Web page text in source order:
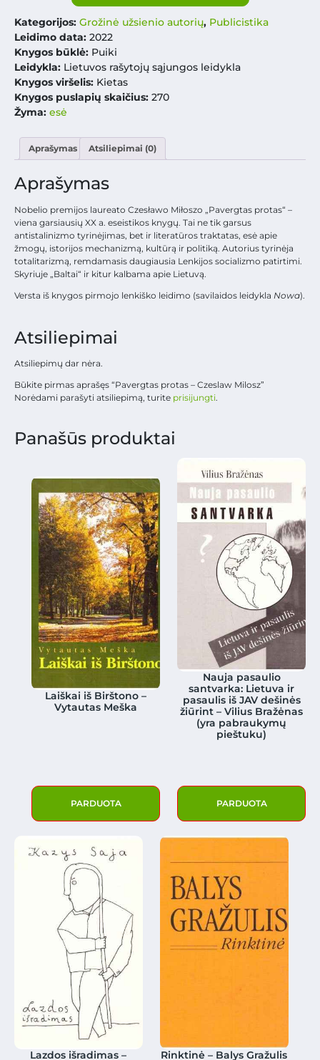
Kategorijos: Grožinė užsienio autorių, Publicistika
Leidimo data: 2022
Knygos būklė: Puiki
Leidykla: Lietuvos rašytojų sąjungos leidykla
Knygos viršelis: Kietas
Knygos puslapių skaičius: 270
Žyma: esė
Aprašymas Atsiliepimai (0)
Aprašymas
Nobelio premijos laureato Czesławo Miłoszo „Pavergtas protas“ –
viena garsiausių XX a. eseistikos knygų. Tai ne tik garsus
antistalinizmo tyrinėjimas, bet ir literatūros traktatas, esė apie
žmogų, istorijos mechanizmą, kultūrą ir politiką. Autorius tyrinėja
totalitarizmą, remdamasis daugiausia Lenkijos socializmo patirtimi.
Skyriuje „Baltai“ ir kitur kalbama apie Lietuvą.
Versta iš knygos pirmojo lenkiško leidimo (savilaidos leidykla Nowa).
Atsiliepimai
Atsiliepimų dar nėra.
Būkite pirmas aprašęs “Pavergtas protas – Czeslaw Milosz”
Norėdami parašyti atsiliepimą, turite prisijungti.
Panašūs produktai
Laiškai iš Birštono –
Vytautas Meška
PARDUOTA
Nauja pasaulio
santvarka: Lietuva ir
pasaulis iš JAV dešinės
žiūrint – Vilius Bražėnas
(yra pabraukymų
pieštuku)
PARDUOTA
Lazdos išradimas – Rinktinė – Balys Gražulis